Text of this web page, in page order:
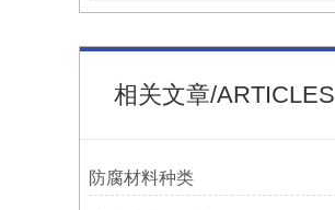
相关文章/ARTICLES
防腐材料种类